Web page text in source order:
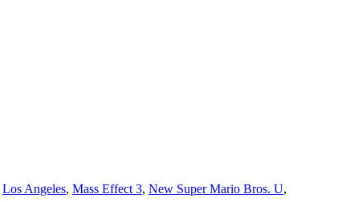
Los Angeles, Mass Effect 3, New Super Mario Bros. U,